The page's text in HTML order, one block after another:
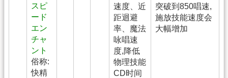
スピ
ード
エン
チャ
ント
俗称:
快精
速度、近
距迴避
率、魔法
咏唱速
度,降低
物理技能
CD时间
突破到850唱速,
施放技能速度会
大幅增加